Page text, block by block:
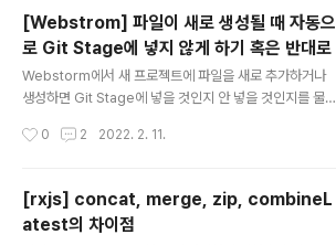
다른 하나는 WebStorm 창의 오른쪽 아래 영역에 마우스
우클릭을 해서 설정하는 방법 두 가지가 있다. 편한 방법을
찾아 사용하면 되겠다. 첫 번째 방법: Actions 에서 mem
ory를 검색하여 메모리 사용 표시가 나오게 하는 방법 두
번째 방법: 하단 영역을 마우스 우클릭하고 나오는 메뉴에
를 클릭하면 Gabage Collecti..
[Webstrom] 파일이 새로 생성될 때 자동으
로 Git Stage에 넣지 않게 하기 혹은 반대로
Webstorm에서 새 프로젝트에 파일을 새로 추가하거나
생성하면 Git Stage에 넣을 것인지 안 넣을 것인지를 물
할 것 같아서 Don't ask again을 체크하고 Add 버튼을
할 때 Comment에 수정 내용을 입력하는데 나는 파일을
하나씩 Stage에 올리면서 체크하여 Comment의 내용을
0 2 2022. 2. 11.
[rxjs] concat, merge, zip, combineL
atest의 차이점